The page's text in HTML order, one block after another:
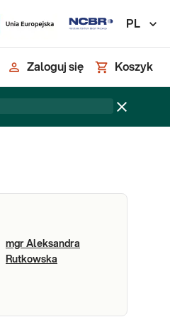
PL
Zaloguj się Koszyk
mgr Aleksandra
Rutkowska